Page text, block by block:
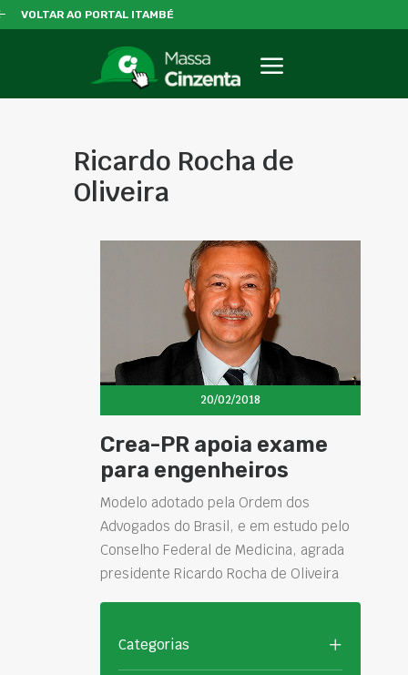
VOLTAR AO PORTAL ITAMBÉ
Ricardo Rocha de
Oliveira
20/02/2018
Crea-PR apoia exame
para engenheiros
Modelo adotado pela Ordem dos
Advogados do Brasil, e em estudo pelo
Conselho Federal de Medicina, agrada
presidente Ricardo Rocha de Oliveira
Categorias